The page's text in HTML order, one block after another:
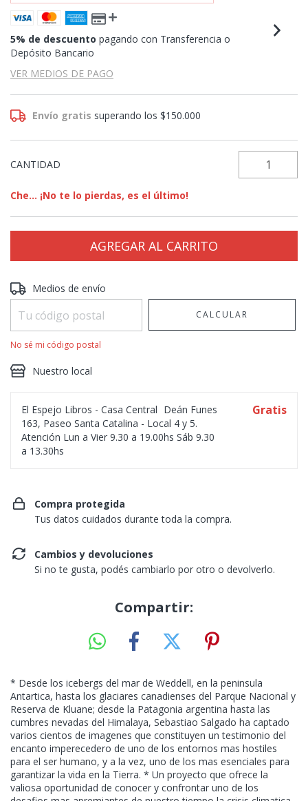
5% de descuento pagando con Transferencia o
Depósito Bancario
VER MEDIOS DE PAGO
Envío gratis superando los$150.000
CANTIDAD
Che... ¡No te lo pierdas, es el último!
Entregas para el CP:
Medios de envío
CALCULAR
No sé mi código postal
Nuestro local
El Espejo Libros - Casa Central Deán Funes
163, Paseo Santa Catalina - Local 4 y 5.
Atención Lun a Vier 9.30 a 19.00hs Sáb 9.30
a 13.30hs
Gratis
Compra protegida
Tus datos cuidados durante toda la compra.
Cambios y devoluciones
Si no te gusta, podés cambiarlo por otro o devolverlo.
Compartir:
* Desde los icebergs del mar de Weddell, en la peninsula
Antartica, hasta los glaciares canadienses del Parque Nacional y
Reserva de Kluane; desde la Patagonia argentina hasta las
cumbres nevadas del Himalaya, Sebastiao Salgado ha captado
varios cientos de imagenes que constituyen un testimonio del
encanto imperecedero de uno de los entornos mas hostiles
para el ser humano, y a la vez, uno de los mas esenciales para
garantizar la vida en la Tierra. * Un proyecto que ofrece la
valiosa oportunidad de conocer y confrontar uno de los